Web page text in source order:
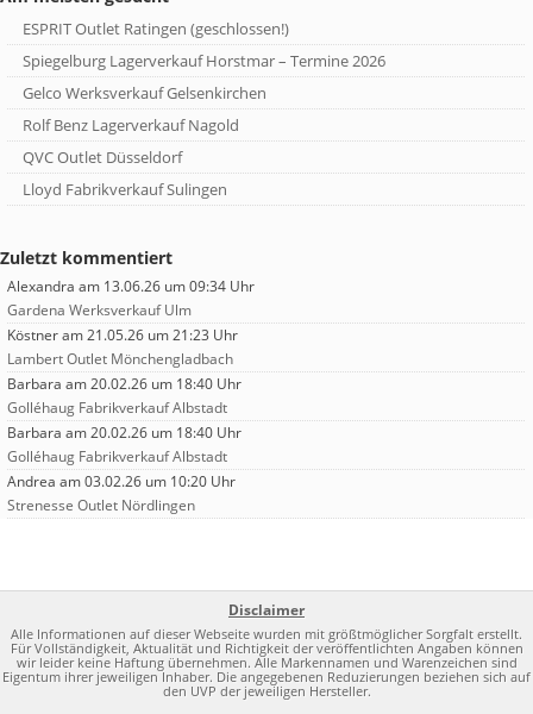
ESPRIT Outlet Ratingen (geschlossen!)
Spiegelburg Lagerverkauf Horstmar – Termine 2026
Gelco Werksverkauf Gelsenkirchen
Rolf Benz Lagerverkauf Nagold
QVC Outlet Düsseldorf
Lloyd Fabrikverkauf Sulingen
Zuletzt kommentiert
Alexandra am 13.06.26 um 09:34 Uhr
Gardena Werksverkauf Ulm
Köstneram 21.05.26 um 21:23 Uhr
Lambert Outlet Mönchengladbach
Barbara am 20.02.26 um 18:40 Uhr
Golléhaug Fabrikverkauf Albstadt
Barbara am 20.02.26 um 18:40 Uhr
Golléhaug Fabrikverkauf Albstadt
Andrea am 03.02.26 um 10:20 Uhr
Strenesse Outlet Nördlingen
Disclaimer
Alle Informationen auf dieser Webseite wurden mit größtmöglicher Sorgfalt erstellt.
Für Vollständigkeit, Aktualität und Richtigkeit der veröffentlichten Angaben können
wir leider keine Haftung übernehmen. Alle Markennamen und Warenzeichen sind
Eigentum ihrer jeweiligen Inhaber. Die angegebenen Reduzierungen beziehen sich auf
den UVP der jeweiligen Hersteller.